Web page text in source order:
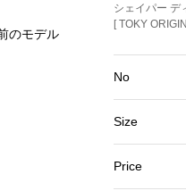
シェイパー デ
[ TOKY
No
Size
Price